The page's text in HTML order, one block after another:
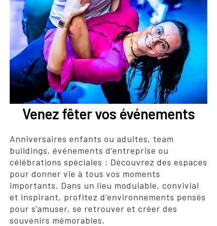
Venez fêter vos événements
Anniversaires enfants ou adultes, team
buildings, événements d’entreprise ou
célébrations spéciales : Découvrez des espaces
pour donner vie à tous vos moments
importants. Dans un lieu modulable, convivial
et inspirant, profitez d’environnements pensés
pour s’amuser, se retrouver et créer des
souvenirs mémorables.